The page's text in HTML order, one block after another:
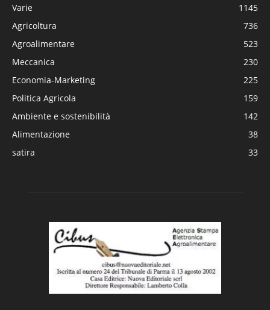
Varie
1145
Agricoltura
736
Agroalimentare
523
Meccanica
230
Economia-Marketing
225
Politica Agricola
159
Ambiente e sostenibilità
142
Alimentazione
38
satira
33